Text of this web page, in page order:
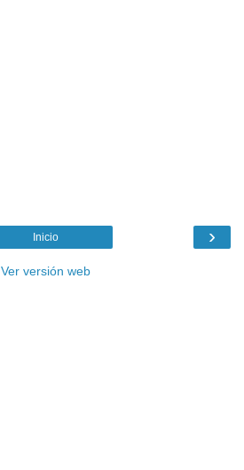
›
Inicio
Ver versión web